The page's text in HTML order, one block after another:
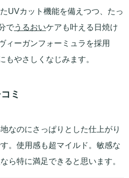
UVカット機能を備えつつ、たっ
でうるおいケアも叶える日焼け
ィーガンフォーミュラを採用
もやさしくなじみます。
ミ
なのにさっぱりとした仕上がり
。使用感も超マイルド。敏感な
ら特に満足できると思います。